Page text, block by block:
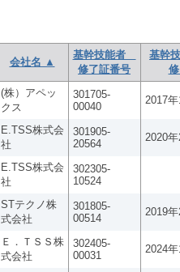
会社名 ▲
基幹技能者
修了証番号
基幹
(株）アペッ
クス
301705-
00040
2017
E.TSS株式会
社
301905-
20564
2020
E.TSS株式会
社
302305-
10524
STテクノ株
式会社
301805-
00514
2019
Ｅ．ＴＳＳ株
式会社
302405-
00031
2024